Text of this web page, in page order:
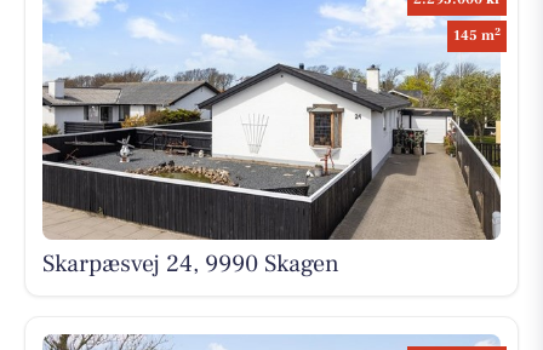
145 m2
Skarpæsvej 24, 9990 Skagen